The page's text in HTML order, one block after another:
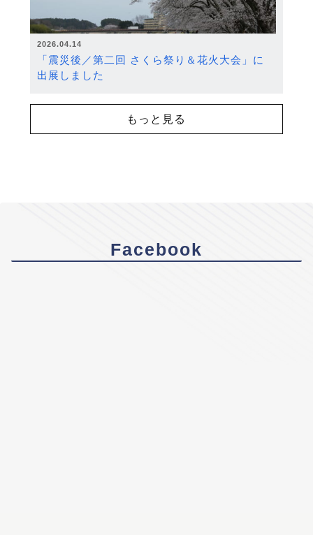
2026.04.14
「震災後／第二回 さくら祭り＆花火大会」に
出展しました
もっと見る
Facebook